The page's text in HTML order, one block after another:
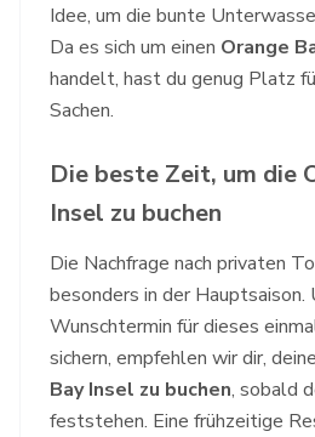
Idee, um die bunte
Da es sich um einen Orange
handelt, hast du genug Platz
Sachen.
Die beste Zeit, um die
Insel zu buchen
Die Nachfrage nach privaten
besonders in der Hauptsaison.
Wunschtermin für dieses
sichern, empfehlen wir dir,
Bay Insel zu buchen, sobald
feststehen. Eine frühzeitige